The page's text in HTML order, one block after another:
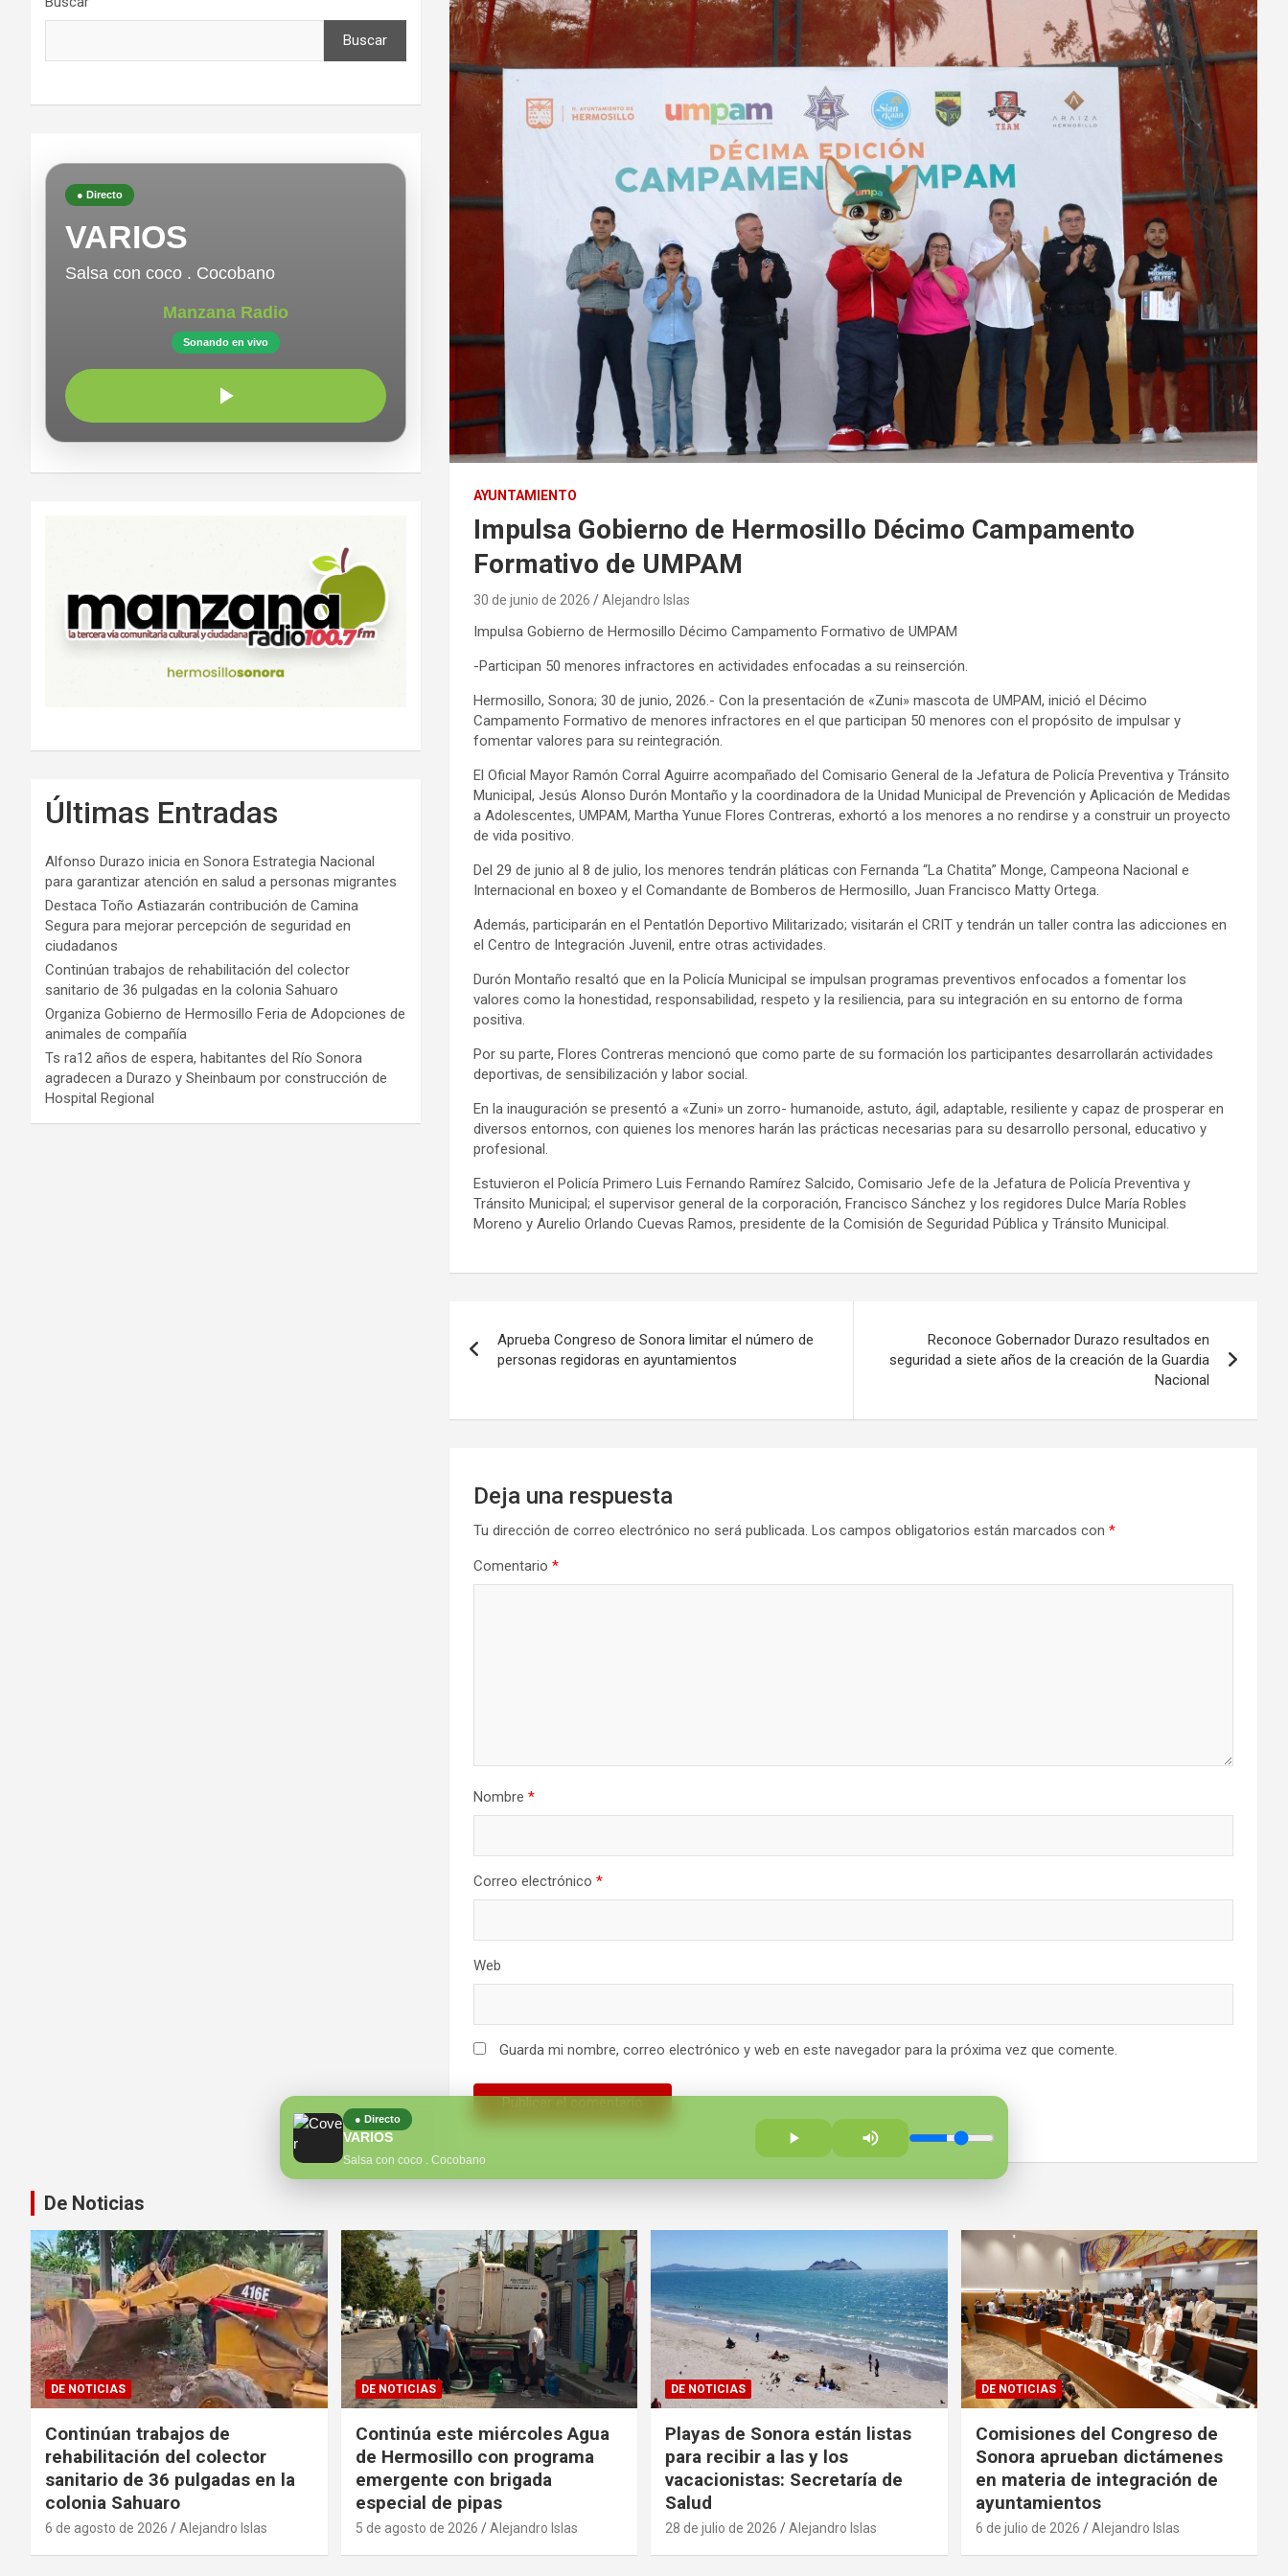
AYUNTAMIENTO
Impulsa Gobierno de Hermosillo Décimo Campamento
Formativo de UMPAM
30 de junio de 2026 Alejandro Islas
Impulsa Gobierno de Hermosillo Décimo Campamento Formativo de UMPAM
-Participan 50 menores infractores en actividades enfocadas a su reinserción.
Hermosillo, Sonora; 30 de junio, 2026.- Con la presentación de «Zuni» mascota de UMPAM, inició el Décimo
Campamento Formativo de menores infractores en el que participan 50 menores con el propósito de impulsar y
fomentar valores para su reintegración.
El Oficial Mayor Ramón Corral Aguirre acompañado del Comisario General de la Jefatura de Policía Preventiva y Tránsito
Municipal, Jesús Alonso Durón Montaño y la coordinadora de la Unidad Municipal de Prevención y Aplicación de Medidas
a Adolescentes, UMPAM, Martha Yunue Flores Contreras, exhortó a los menores a no rendirse y a construir un proyecto
de vida positivo.
Del 29 de junio al 8 de julio, los menores tendrán pláticas con Fernanda “La Chatita” Monge, Campeona Nacional e
Internacional en boxeo y el Comandante de Bomberos de Hermosillo, Juan Francisco Matty Ortega.
Además, participarán en el Pentatlón Deportivo Militarizado; visitarán el CRIT y tendrán un taller contra las adicciones en
el Centro de Integración Juvenil, entre otras actividades.
Durón Montaño resaltó que en la Policía Municipal se impulsan programas preventivos enfocados a fomentar los
valores como la honestidad, responsabilidad, respeto y la resiliencia, para su integración en su entorno de forma
positiva.
Por su parte, Flores Contreras mencionó que como parte de su formación los participantes desarrollarán actividades
deportivas, de sensibilización y labor social.
En la inauguración se presentó a «Zuni» un zorro- humanoide, astuto, ágil, adaptable, resiliente y capaz de prosperar en
diversos entornos, con quienes los menores harán las prácticas necesarias para su desarrollo personal, educativo y
profesional.
Estuvieron el Policía Primero Luis Fernando Ramírez Salcido, Comisario Jefe de la Jefatura de Policía Preventiva y
Tránsito Municipal; el supervisor general de la corporación, Francisco Sánchez y los regidores Dulce María Robles
Moreno y Aurelio Orlando Cuevas Ramos, presidente de la Comisión de Seguridad Pública y Tránsito Municipal.
de
Aprueba Congreso de Sonora limitar el número de
personas regidoras en ayuntamientos
Reconoce Gobernador Durazo resultados en
seguridad a siete años de la creación de la Guardia
Nacional
Deja una respuesta
Tu dirección de correo electrónico no será publicada. Los campos obligatorios están marcados con *
Comentario *
Nombre *
Correo electrónico *
Web
Guarda mi nombre, correo electrónico y web en este navegador para la próxima vez que comente.
Buscar
● Directo
VARIOS
Salsa con coco . Cocobano
Manzana Radio
Sonando en vivo
● Directo
VARIOS
Salsa con coco . Cocobano
Últimas Entradas
Alfonso Durazo inicia en Sonora Estrategia Nacional
para garantizar atención en salud a personas migrantes
Destaca Toño Astiazarán contribución de Camina
Segura para mejorar percepción de seguridad en
ciudadanos
Continúan trabajos de rehabilitación del colector
sanitario de 36 pulgadas en la colonia Sahuaro
Organiza Gobierno de Hermosillo Feria de Adopciones de
animales de compañía
Ts ra12 años de espera, habitantes del Río Sonora
agradecen a Durazo y Sheinbaum por construcción de
Hospital Regional
De Noticias
DE NOTICIAS
Continúan trabajos de
rehabilitación del colector
sanitario de 36 pulgadas en la
colonia Sahuaro
6 de agosto de 2026 Alejandro Islas
DE NOTICIAS
Continúa este miércoles Agua
de Hermosillo con programa
emergente con brigada
especial de pipas
5 de agosto de 2026 Alejandro Islas
DE NOTICIAS
Playas de Sonora están listas
para recibir a las y los
vacacionistas: Secretaría de
Salud
28 de julio de 2026 Alejandro Islas
DE NOTICIAS
Comisiones del Congreso de
Sonora aprueban dictámenes
en materia de integración de
ayuntamientos
6 de julio de 2026 Alejandro Islas